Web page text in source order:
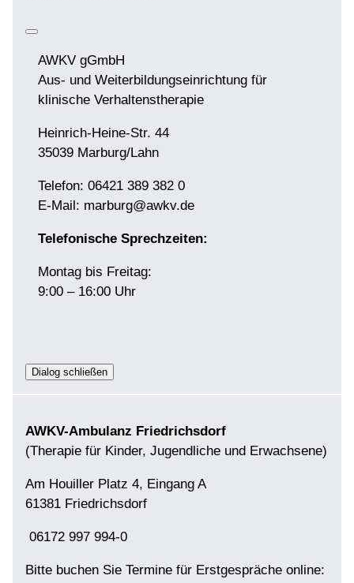
AWKV gGmbH
Aus- und Weiterbildungseinrichtung für
klinische Verhaltenstherapie
Heinrich-Heine-Str. 44
35039 Marburg/Lahn
Telefon: 06421 389 382 0
E-Mail: marburg@awkv.de
Telefonische Sprechzeiten:
Montag bis Freitag:
9:00 – 16:00 Uhr
Dialog schließen
AWKV-Ambulanz Friedrichsdorf
(Therapie für Kinder, Jugendliche und Erwachsene)
Am Houiller Platz 4, Eingang A
61381 Friedrichsdorf
06172 997 994-0
Bitte buchen Sie Termine für Erstgespräche online: